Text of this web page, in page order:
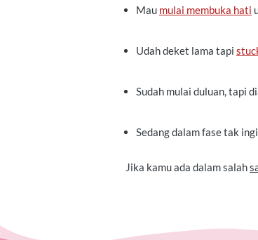
Mau mulai membuka hati
Udah deket lama tapi
Sudah mulai duluan, tapi
Sedang dalam fase tak
Jika kamu ada dalam salah